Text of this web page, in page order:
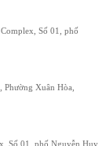
Số 01, phố
Xuân Hòa,
Số 01, phố Nguyễn Huy